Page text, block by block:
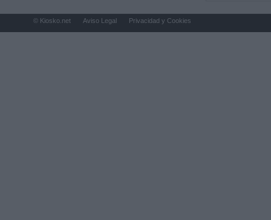
© Kiosko.net Aviso Legal Privacidad y Cookies